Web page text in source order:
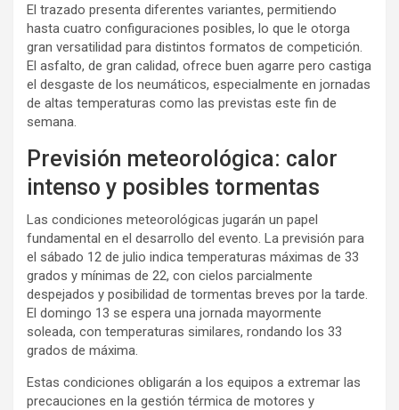
El trazado presenta diferentes variantes, permitiendo
hasta cuatro configuraciones posibles, lo que le otorga
gran versatilidad para distintos formatos de competición.
El asfalto, de gran calidad, ofrece buen agarre pero castiga
el desgaste de los neumáticos, especialmente en jornadas
de altas temperaturas como las previstas este fin de
semana.
Previsión meteorológica: calor
intenso y posibles tormentas
Las condiciones meteorológicas jugarán un papel
fundamental en el desarrollo del evento. La previsión para
el sábado 12 de julio indica temperaturas máximas de 33
grados y mínimas de 22, con cielos parcialmente
despejados y posibilidad de tormentas breves por la tarde.
El domingo 13 se espera una jornada mayormente
soleada, con temperaturas similares, rondando los 33
grados de máxima.
Estas condiciones obligarán a los equipos a extremar las
precauciones en la gestión térmica de motores y